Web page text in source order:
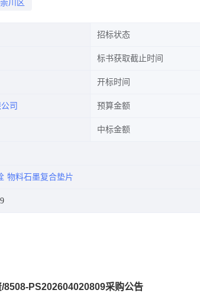
崇川区
招标状态
标书获取截止时间
开标时间
司 预算金额
中标金额
物料石墨复合垫片
8508-PS202604020809采购公告